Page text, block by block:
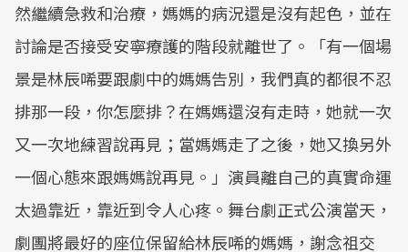
然繼續急救和治療，媽媽的病況還是沒有起色，並在
討論是否接受安寧療護的階段就離世了。「有一個場
景是林辰唏要跟劇中的媽媽告別，我們真的都很不忍
排那一段，你怎麼排？在媽媽還沒有走時，她就一次
又一次地練習說再見；當媽媽走了之後，她又換另外
一個心態來跟媽媽說再見。」演員離自己的真實命運
太過靠近，靠近到令人心疼。舞台劇正式公演當天，
劇團將最好的座位保留給林辰唏的媽媽，謝念祖交